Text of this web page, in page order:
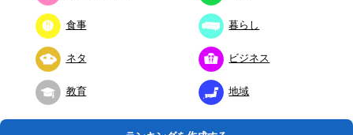
食事 暮らし
ネタ ビジネス
教育 地域